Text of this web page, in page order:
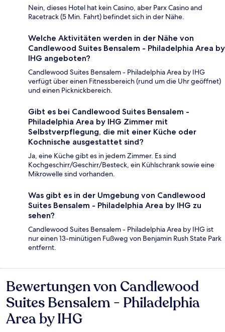
Nein, dieses Hotel hat kein Casino, aber Parx Casino and
Racetrack (5 Min. Fahrt) befindet sich in der Nähe.
Welche Aktivitäten werden in der Nähe von
Candlewood Suites Bensalem - Philadelphia Area by
IHG angeboten?
Candlewood Suites Bensalem - Philadelphia Area by IHG
verfügt über einen Fitnessbereich (rund um die Uhr geöffnet)
und einen Picknickbereich.
Gibt es bei Candlewood Suites Bensalem -
Philadelphia Area by IHG Zimmer mit
Selbstverpflegung, die mit einer Küche oder
Kochnische ausgestattet sind?
Ja, eine Küche gibt es in jedem Zimmer. Es sind
Kochgeschirr/Geschirr/Besteck, ein Kühlschrank sowie eine
Mikrowelle sind vorhanden.
Was gibt es in der Umgebung von Candlewood
Suites Bensalem - Philadelphia Area by IHG zu
sehen?
Candlewood Suites Bensalem - Philadelphia Area by IHG ist
nur einen 13-minütigen Fußweg von Benjamin Rush State Park
entfernt.
Bewertungen
Bewertungen von Candlewood
Suites Bensalem - Philadelphia
Area by IHG